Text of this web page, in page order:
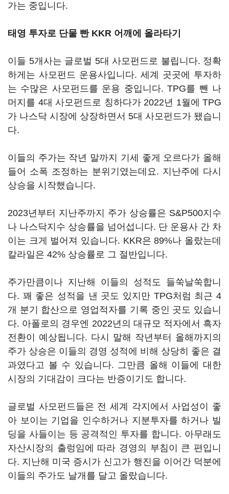
가는 중입니다.
태영 투자로 단물 빤 KKR 어깨에 올라타기
이들 5개사는 글로벌 5대 사모펀드로 불립니다. 정확
하게는 사모펀드 운용사입니다. 세계 곳곳에 투자하
는 수많은 사모펀드를 운용 중입니다. TPG를 뺀 나
머지를 4대 사모펀드로 칭하다가 2022년 1월에 TPG
가 나스닥 시장에 상장하면서 5대 사모펀드가 됐습니
다.
이들의 주가는 작년 말까지 기세 좋게 오르다가 올해
들어 소폭 조정하는 분위기였는데요. 지난주에 다시
상승을 시작했습니다.
2023년부터 지난주까지 주가 상승률은 S&P500지수
나 나스닥지수 상승률을 넘어섭니다. 단 운용사 간 차
이는 크게 벌어져 있습니다. KKR은 89%나 올랐는데
칼라일은 42% 상승률로 그 절반입니다.
주가만큼이나 지난해 이들의 성적도 들쑥날쑥합니
다. 꽤 좋은 성적을 낸 곳도 있지만 TPG처럼 최근 4
개 분기 합산으로 영업적자를 기록 중인 곳도 있습니
다. 아폴로의 경우엔 2022년의 대규모 적자에서 흑자
전환이 예상됩니다. 다시 말해 작년부터 올해까지의
주가 상승은 이들의 경영 성적에 비해 상당히 좋은 결
과였다고 볼 수 있습니다. 그만큼 올해 이들에 대한
시장의 기대감이 크다는 반증이기도 합니다.
글로벌 사모펀드들은 전 세계 각지에서 사업성이 좋
아 보이는 기업을 인수하거나 지분투자를 하거나 빌
딩을 사들이는 등 공격적인 투자를 합니다. 아무래도
자산시장의 출렁임에 따라 경영의 부침이 큰 편입니
다. 지난해 미국 증시가 신고가 행진을 이어간 덕분에
이들의 주가도 날개를 달고 올랐습니다.